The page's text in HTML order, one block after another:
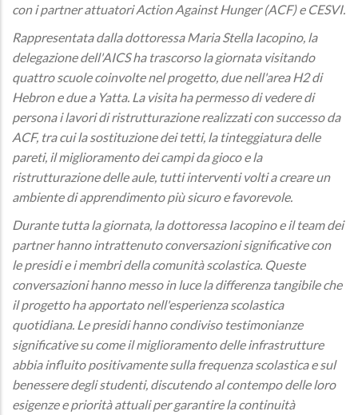
con i partner attuatori Action Against Hunger (ACF) e CESVI.
Rappresentata dalla dottoressa Maria Stella Iacopino, la
delegazione dell'AICS ha trascorso la giornata visitando
quattro scuole coinvolte nel progetto, due nell'area H2 di
Hebron e due a Yatta. La visita ha permesso di vedere di
persona i lavori di ristrutturazione realizzati con successo da
ACF, tra cui la sostituzione dei tetti, la tinteggiatura delle
pareti, il miglioramento dei campi da gioco e la
ristrutturazione delle aule, tutti interventi volti a creare un
ambiente di apprendimento più sicuro e favorevole.
Durante tutta la giornata, la dottoressa Iacopino e il team dei
partner hanno intrattenuto conversazioni significative con
le presidi e i membri della comunità scolastica. Queste
conversazioni hanno messo in luce la differenza tangibile che
il progetto ha apportato nell'esperienza scolastica
quotidiana. Le presidi hanno condiviso testimonianze
significative su come il miglioramento delle infrastrutture
abbia influito positivamente sulla frequenza scolastica e sul
benessere degli studenti, discutendo al contempo delle loro
esigenze e priorità attuali per garantire la continuità